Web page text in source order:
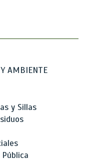
Y AMBIENTE
y Sillas